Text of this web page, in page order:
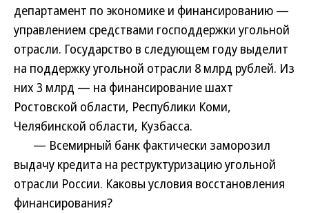
департамент по экономике и финансированию —
управлением средствами господдержки угольной
отрасли. Государство в следующем году выделит
на поддержку угольной отрасли 8 млрд рублей. Из
них 3 млрд — на финансирование шахт
Ростовской области, Республики Коми,
Челябинской области, Кузбасса.
— Всемирный банк фактически заморозил
выдачу кредита на реструктуризацию угольной
отрасли России. Каковы условия восстановления
финансирования?